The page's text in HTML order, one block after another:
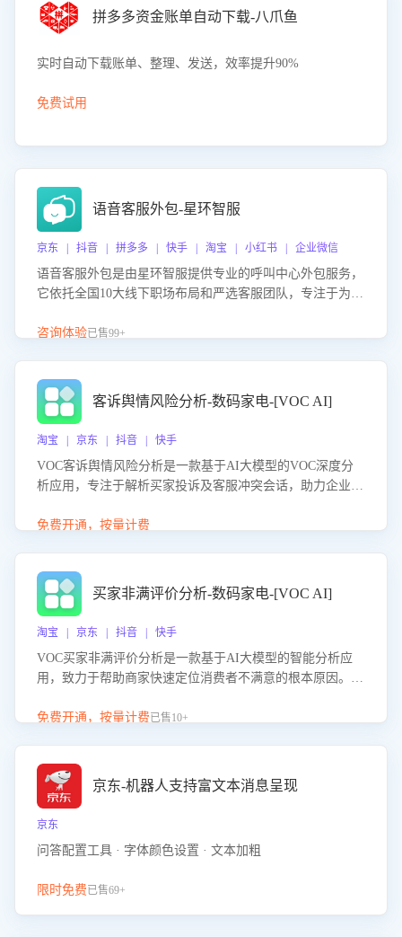
度、客服转化能力及销售业绩。
拼多多资金账单自动下载-八爪鱼
实时自动下载账单、整理、发送，效率提升90%
免费试用
语音客服外包-星环智服
京东 | 抖音 | 拼多多 | 快手 | 淘宝 | 小红书 | 企业微信
语音客服外包是由星环智服提供专业的呼叫中心外包服务，
它依托全国10大线下职场布局和严选客服团队，专注于为企
客服团队和智能工具提升语音客服服务效率和质量，帮助企
咨询体验已售99+
客诉舆情风险分析-数码家电-[VOC AI]
淘宝 | 京东 | 抖音 | 快手
VOC客诉舆情风险分析是一款基于AI大模型的VOC深度分
析应用，专注于解析买家投诉及客服冲突会话，助力企业精
别客户情绪、归因争议根源，并客观评估客服应对合理性与
能力，阻断差评扩散，维护品牌声誉，实现客户满意度的持
续提升。
免费开通，按量计费
买家非满评价分析-数码家电-[VOC AI]
淘宝 | 京东 | 抖音 | 快手
VOC买家非满评价分析是一款基于AI大模型的智能分析应
用，致力于帮助商家快速定位消费者不满意的根本原因。该
客服原因或其它部门原因，明确责任归属，提供可落地的改
改，有效提升客户满意度和店铺整体服务质量。
免费开通，按量计费已售10+
京东-机器人支持富文本消息呈现
京东
问答配置工具 · 字体颜色设置 · 文本加粗
限时免费已售69+